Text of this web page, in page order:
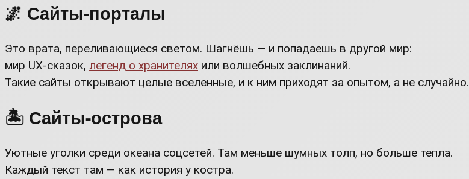
🌌 Сайты-порталы
Это врата, переливающиеся светом. Шагнёшь — и попадаешь в другой мир:
мир UX-сказок, легенд о хранителях или волшебных заклинаний.
Такие сайты открывают целые вселенные, и к ним приходят за опытом, а не случайно.
🏝️ Сайты-острова
Уютные уголки среди океана соцсетей. Там меньше шумных толп, но больше тепла.
Каждый текст там — как история у костра.